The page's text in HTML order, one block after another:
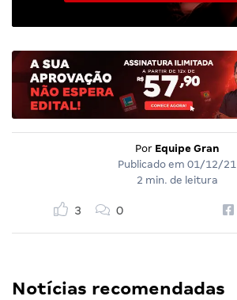
Por Equipe Gran
Publicado em 01/12/21
2 min. de leitura
3 0
Notícias recomendadas